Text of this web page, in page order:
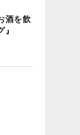
酒を飲